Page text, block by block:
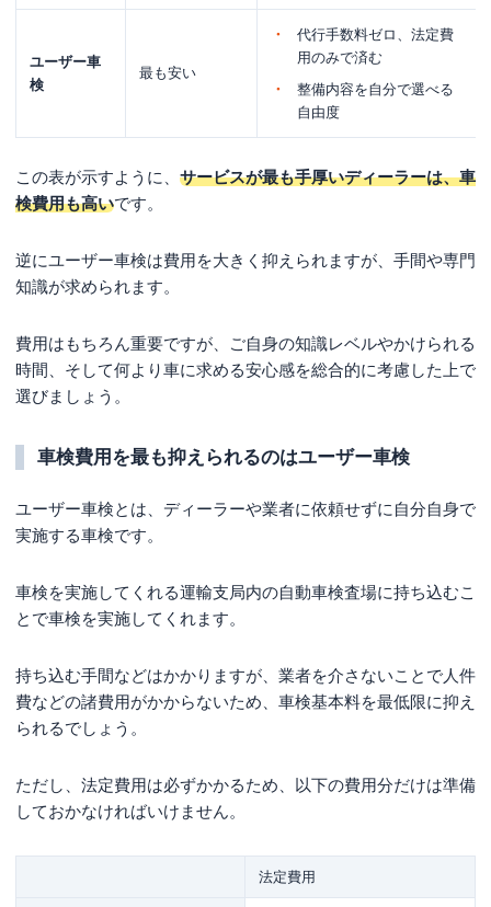
ユーザー車
検
最も安い
代行手数料ゼロ、法定費
用のみで済む
整備内容を自分で選べる
自由度
この表が示すように、 サービスが最も手厚いディーラーは、車
検費用も高いです。
逆にユーザー車検は費用を大きく抑えられますが、手間や専門
知識が求められます。
費用はもちろん重要ですが、ご自身の知識レベルやかけられる
時間、そして何より車に求める安心感を総合的に考慮した上で
選びましょう。
車検費用を最も抑えられるのはユーザー車検
ユーザー車検とは、ディーラーや業者に依頼せずに自分自身で
実施する車検です。
車検を実施してくれる運輸支局内の自動車検査場に持ち込むこ
とで車検を実施してくれます。
持ち込む手間などはかかりますが、業者を介さないことで人件
費などの諸費用がかからないため、車検基本料を最低限に抑え
られるでしょう。
ただし、法定費用は必ずかかるため、以下の費用分だけは準備
しておかなければいけません。
法定費用